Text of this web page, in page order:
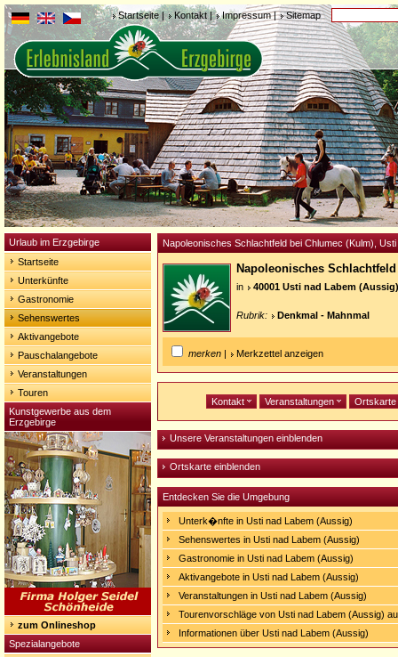
Startseite| Kontakt| Impressum| Sitemap
Urlaub im Erzgebirge
Startseite
Unterkünfte
Gastronomie
Sehenswertes
Aktivangebote
Pauschalangebote
Veranstaltungen
Touren
Kunstgewerbe aus dem
Erzgebirge
zum Onlineshop
Spezialangebote
Napoleonisches Schlachtfeld bei Chlumec (Kulm),
Napoleonisches
in 40001 Usti nad Labem (Aussig)
Rubrik: Denkmal - Mahnmal
merken | Merkzettel anzeigen
Kontakt Veranstaltungen Ortskarte
Unsere Veranstaltungen einblenden
Ortskarte einblenden
Entdecken Sie die Umgebung
Unterk�nfte in Usti nad Labem (Aussig)
Sehenswertes in Usti nad Labem (Aussig)
Gastronomie in Usti nad Labem (Aussig)
Aktivangebote in Usti nad Labem (Aussig)
Veranstaltungen in Usti nad Labem (Aussig)
Tourenvorschläge von Usti nad Labem (Aussig)
Informationen über Usti nad Labem (Aussig)